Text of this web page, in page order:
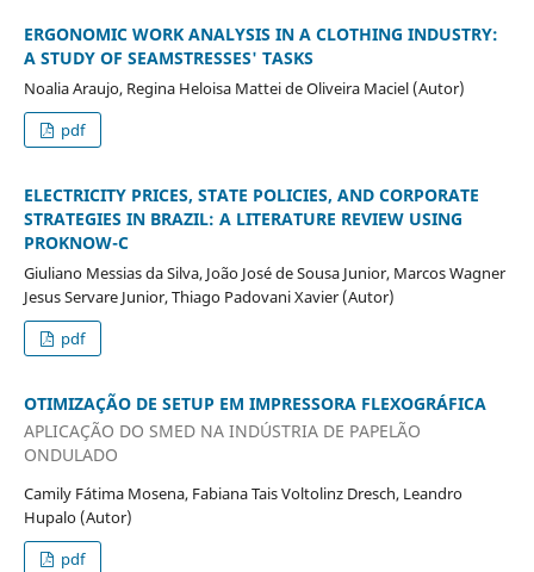
ERGONOMIC WORK ANALYSIS IN A CLOTHING INDUSTRY:
A STUDY OF SEAMSTRESSES' TASKS
Noalia Araujo, Regina Heloisa Mattei de Oliveira Maciel (Autor)
pdf
ELECTRICITY PRICES, STATE POLICIES, AND CORPORATE
STRATEGIES IN BRAZIL: A LITERATURE REVIEW USING
PROKNOW-C
Giuliano Messias da Silva, João José de Sousa Junior, Marcos Wagner
Jesus Servare Junior, Thiago Padovani Xavier (Autor)
pdf
OTIMIZAÇÃO DE SETUP EM IMPRESSORA FLEXOGRÁFICA
APLICAÇÃO DO SMED NA INDÚSTRIA DE PAPELÃO
ONDULADO
Camily Fátima Mosena, Fabiana Tais Voltolinz Dresch, Leandro
Hupalo (Autor)
pdf